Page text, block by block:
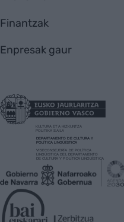
Finantzak
Enpresak gaur